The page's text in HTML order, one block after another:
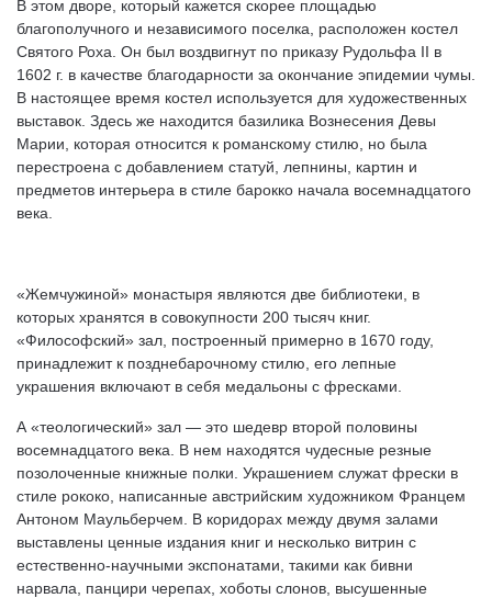
В этом дворе, который кажется скорее площадью
благополучного и независимого поселка, расположен костел
Святого Роха. Он был воздвигнут по приказу Рудольфа II в
1602 г. в качестве благодарности за окончание эпидемии чумы.
В настоящее время костел используется для художественных
выставок. Здесь же находится базилика Вознесения Девы
Марии, которая относится к романскому стилю, но была
перестроена с добавлением статуй, лепнины, картин и
предметов интерьера в стиле барoкко начала восемнадцатого
века.
«Жемчужиной» монастыря являются две библиотеки, в
которых хранятся в совокупности 200 тысяч книг.
«Философский» зал, построенный примерно в 1670 году,
принадлежит к позднебарочному стилю, его лепные
украшения включают в себя медальоны с фресками.
А «теологический» зал — это шедевр второй половины
восемнадцатого века. В нем находятся чудесные резные
позолоченные книжные полки. Украшением служат фрески в
стиле рококo, написанные австрийским художником Францем
Антоном Маульберчем. В коридорах между двумя залами
выставлены ценные издания книг и несколько витрин с
естественно-научными экспонатами, такими как бивни
нарвала, панцири черепах, хоботы слонов, высушенные